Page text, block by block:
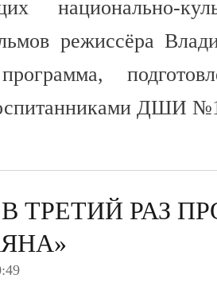
национально-
режиссёра
ДШИ
ТРЕТИЙ РАЗ